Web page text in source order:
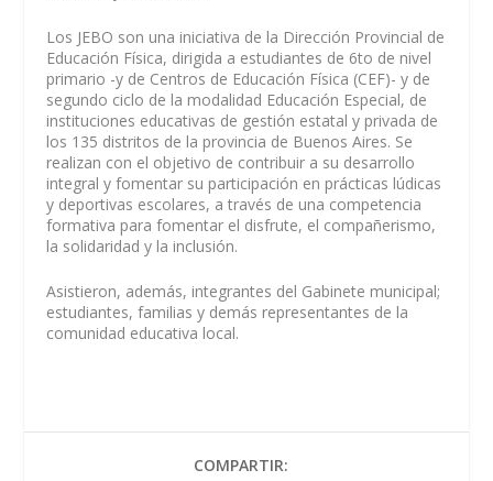
Los JEBO son una iniciativa de la Dirección Provincial de
Educación Física, dirigida a estudiantes de 6to de nivel
primario -y de Centros de Educación Física (CEF)- y de
segundo ciclo de la modalidad Educación Especial, de
instituciones educativas de gestión estatal y privada de
los 135 distritos de la provincia de Buenos Aires. Se
realizan con el objetivo de contribuir a su desarrollo
integral y fomentar su participación en prácticas lúdicas
y deportivas escolares, a través de una competencia
formativa para fomentar el disfrute, el compañerismo,
la solidaridad y la inclusión.
Asistieron, además, integrantes del Gabinete municipal;
estudiantes, familias y demás representantes de la
comunidad educativa local.
COMPARTIR: